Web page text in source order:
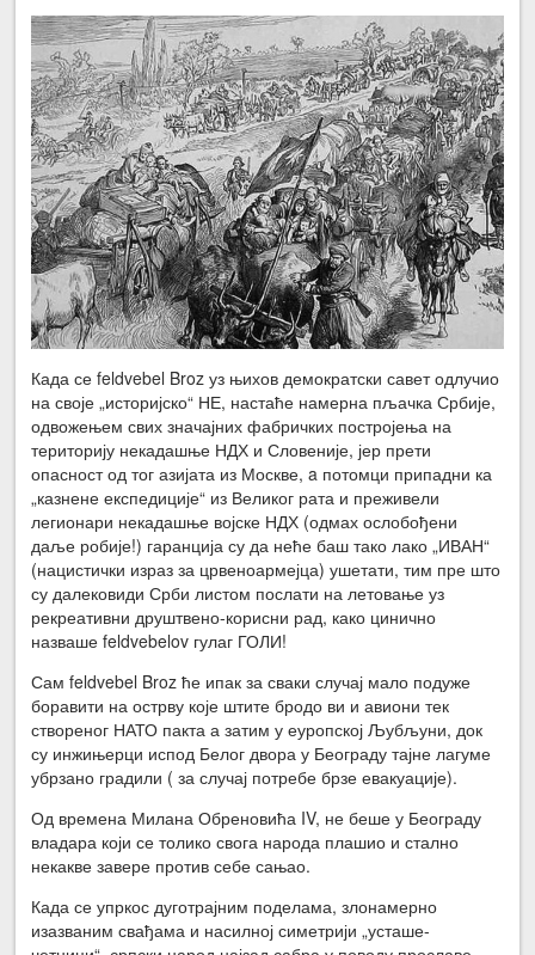
Када се feldvebel Broz уз њихов демократски савет одлучио
на своје „историјско“ НЕ, настаће намерна пљачка Србије,
одвожењем свих значајних фабричких постројења на
територију некадашње НДХ и Словеније, јер прети
опасност од тог азијата из Москве, a потомци припадни ка
„казнене експедиције“ из Великог рата и преживели
легионари некадашње војске НДХ (одмах ослобођени
даље робије!) гаранција су да неће баш тако лако „ИВАН“
(нацистички израз за црвеноармејца) ушетати, тим пре што
су далековиди Срби листом послати на летовање уз
рекреативни друштвено-корисни рад, како цинично
назваше feldvebelov гулаг ГОЛИ!
Сам feldvebel Broz ће ипак за сваки случај мало подуже
боравити на острву које штите бродо ви и авиони тек
створеног НАТО пакта а затим у еуропској Љубљуни, док
су инжињерци испод Белог двора у Београду тајне лагуме
убрзано градили ( за случај потребе брзе евакуације).
Од времена Милана Обреновића IV, не беше у Београду
владара који се толико свога народа плашио и стално
некакве завере против себе сањао.
Када се упркос дуготрајним поделама, злонамерно
изазваним свађама и насилној симетрији „усташе-